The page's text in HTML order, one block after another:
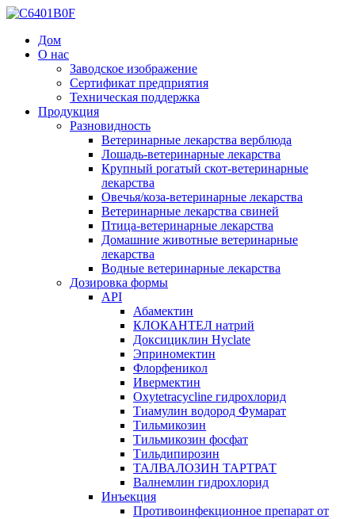
Дом
О нас
Заводское изображение
Сертификат предприятия
Техническая поддержка
Продукция
Разновидность
Ветеринарные лекарства верблюда
Лошадь-ветеринарные лекарства
Крупный рогатый скот-ветеринарные
лекарства
Овечья/коза-ветеринарные лекарства
Ветеринарные лекарства свиней
Птица-ветеринарные лекарства
Домашние животные ветеринарные
лекарства
Водные ветеринарные лекарства
Дозировка формы
API
Абамектин
КЛОКАНТЕЛ натрий
Доксициклин Hyclate
Эприномектин
Флорфеникол
Ивермектин
Oxytetracycline гидрохлорид
Тиамулин водород Фумарат
Тильмикозин
Тильмикозин фосфат
Тильдипирозин
ТАЛВАЛОЗИН ТАРТРАТ
Валнемлин гидрохлорид
Инъекция
Противоинфекционное препарат от